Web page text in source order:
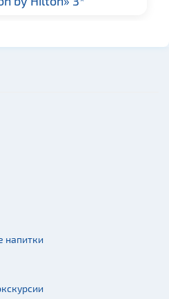
напитки